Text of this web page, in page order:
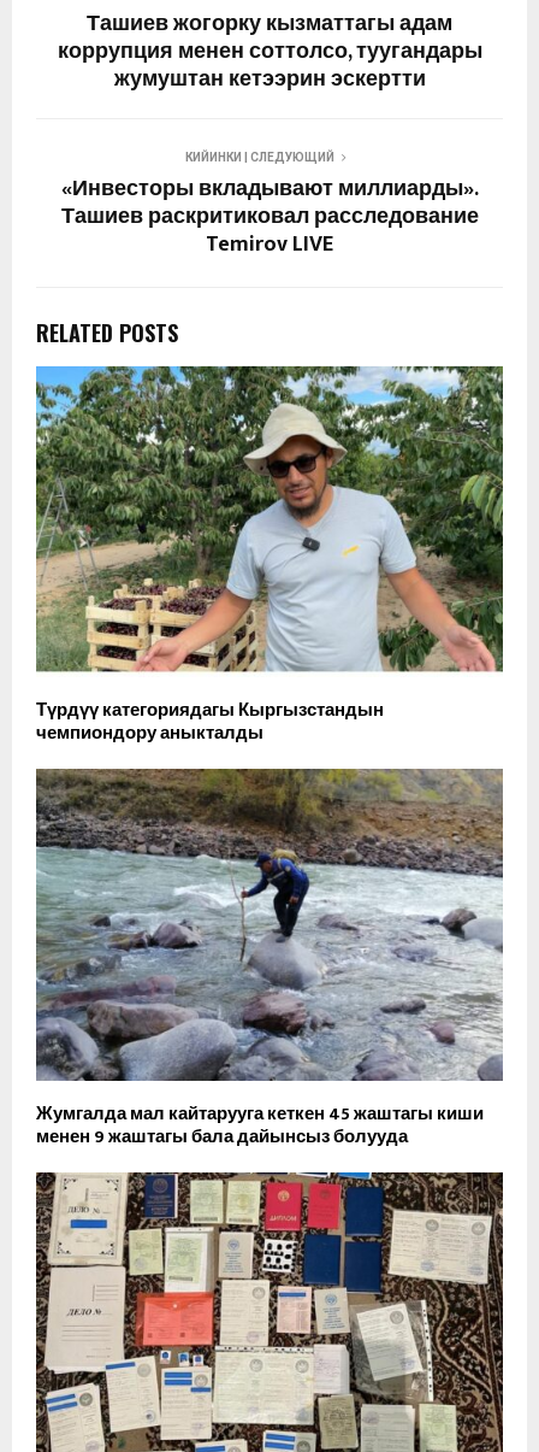
Ташиев жогорку кызматтагы адам
коррупция менен соттолсо, туугандары
жумуштан кетээрин эскертти
КИЙИНКИ | СЛЕДУЮЩИЙ
«Инвесторы вкладывают миллиарды».
Ташиев раскритиковал расследование
Temirov LIVE
RELATED POSTS
Түрдүү категориядагы Кыргызстандын
чемпиондору аныкталды
Жумгалда мал кайтарууга кеткен 45 жаштагы киши
менен 9 жаштагы бала дайынсыз болууда